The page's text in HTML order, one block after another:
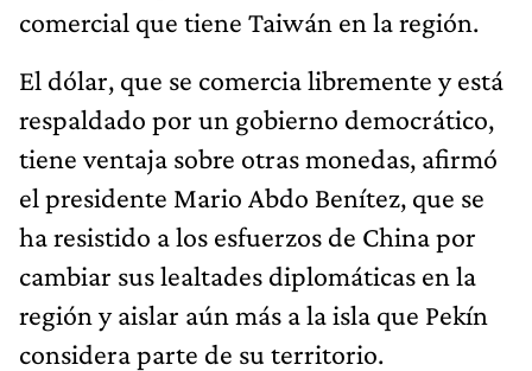
comercial que tiene Taiwán en la región.
El dólar, que se comercia libremente y está
respaldado por un gobierno democrático,
tiene ventaja sobre otras monedas, afirmó
el presidente Mario Abdo Benítez, que se
ha resistido a los esfuerzos de China por
cambiar sus lealtades diplomáticas en la
región y aislar aún más a la isla que Pekín
considera parte de su territorio.